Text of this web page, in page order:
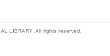
LIBRARY. All rights reserved.